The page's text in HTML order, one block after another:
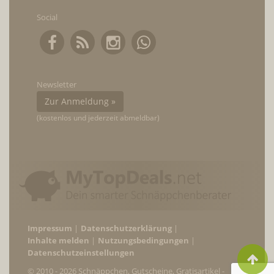
Social
Newsletter
Zur Anmeldung »
(kostenlos und jederzeit abmeldbar)
Impressum
Datenschutzerklärung
Inhalte melden
Nutzungsbedingungen
Datenschutzeinstellungen
© 2010 - 2026 Schnäppchen, Gutscheine, Gratisartikel -